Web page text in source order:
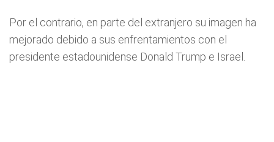
Por el contrario, en parte del extranjero su imagen ha
mejorado debido a sus enfrentamientos con el
presidente estadounidense Donald Trump e Israel.